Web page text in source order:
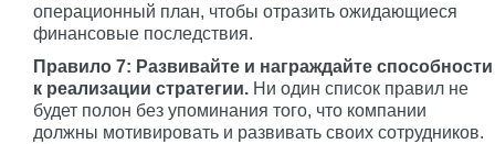
операционный план, чтобы отразить ожидающиеся
финансовые последствия.
Правило 7: Развивайте и награждайте способности
к реализации стратегии. Ни один список правил не
будет полон без упоминания того, что компании
должны мотивировать и развивать своих сотрудников.